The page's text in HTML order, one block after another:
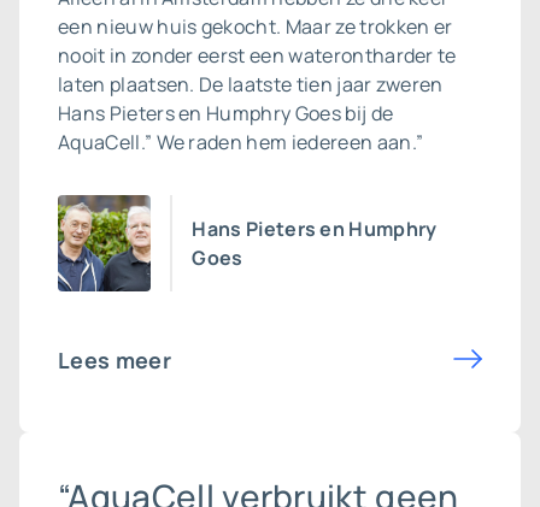
een nieuw huis gekocht. Maar ze trokken er
nooit in zonder eerst een waterontharder te
laten plaatsen. De laatste tien jaar zweren
Hans Pieters en Humphry Goes bij de
AquaCell.” We raden hem iedereen aan.”
Hans Pieters en Humphry
Goes
Lees meer
“AquaCell verbruikt geen